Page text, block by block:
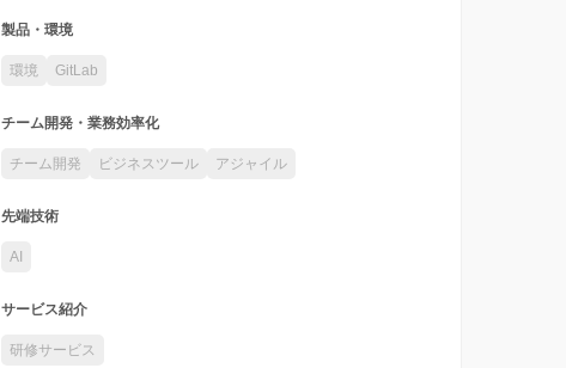
製品・環境
環境 GitLab
チーム開発・業務効率化
チーム開発 ビジネスツール アジャイル
先端技術
AI
サービス紹介
研修サービス